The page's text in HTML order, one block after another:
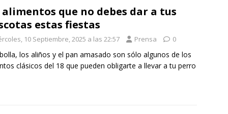
alimentos que no debes dar a tus
estas fiestas
10 Septiembre, 2025 a las 22:57 Prensa 0
los aliños y el pan amasado son sólo algunos de los
clásicos del 18 que pueden obligarte a llevar a tu perro